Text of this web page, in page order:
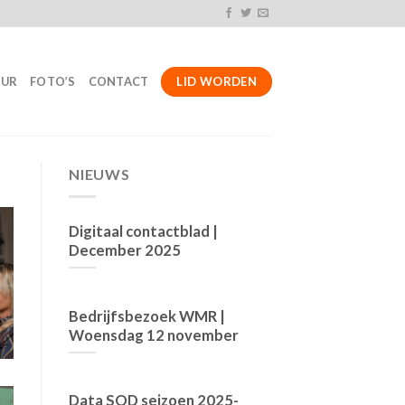
FOTO’S CONTACT LID WORDEN
NIEUWS
Digitaal contactblad |
December 2025
Bedrijfsbezoek WMR |
Woensdag 12 november
Data SOD seizoen 2025-